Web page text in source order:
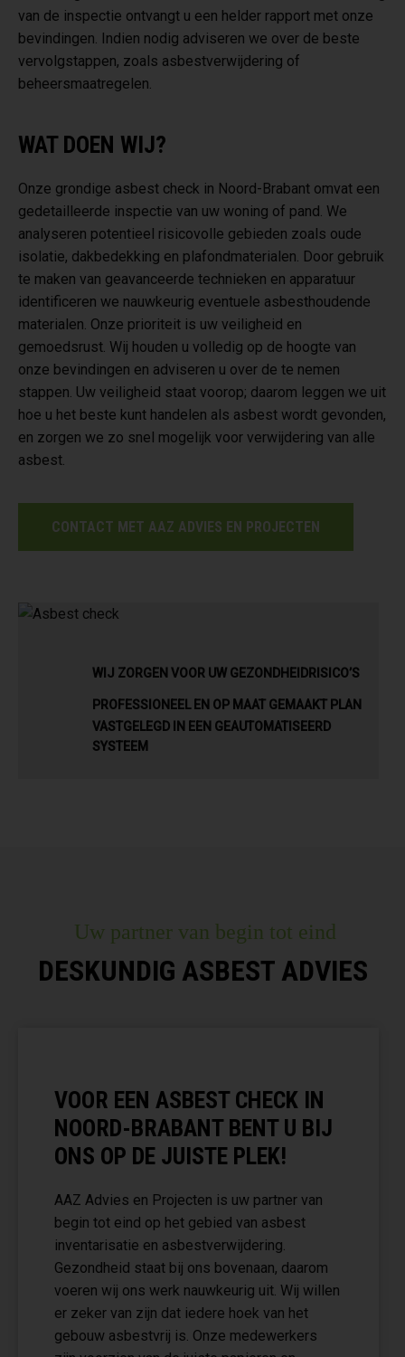
van de inspectie ontvangt u een helder rapport met onze
bevindingen. Indien nodig adviseren we over de beste
vervolgstappen, zoals asbestverwijdering of
beheersmaatregelen.
WAT DOEN WIJ?
Onze grondige asbest check in Noord-Brabant omvat een
gedetailleerde inspectie van uw woning of pand. We
analyseren potentieel risicovolle gebieden zoals oude
isolatie, dakbedekking en plafondmaterialen. Door gebruik
te maken van geavanceerde technieken en apparatuur
identificeren we nauwkeurig eventuele asbesthoudende
materialen. Onze prioriteit is uw veiligheid en
gemoedsrust. Wij houden u volledig op de hoogte van
onze bevindingen en adviseren u over de te nemen
stappen. Uw veiligheid staat voorop; daarom leggen we uit
hoe u het beste kunt handelen als asbest wordt gevonden,
en zorgen we zo snel mogelijk voor verwijdering van alle
asbest.
CONTACT MET AAZ ADVIES EN PROJECTEN
WIJ ZORGEN VOOR UW GEZONDHEIDRISICO’S
PROFESSIONEEL EN OP MAAT GEMAAKT PLAN
VASTGELEGD IN EEN GEAUTOMATISEERD
SYSTEEM
Uw partner van begin tot eind
DESKUNDIG ASBEST ADVIES
VOOR EEN ASBEST CHECK IN
NOORD-BRABANT BENT U BIJ
ONS OP DE JUISTE PLEK!
AAZ Advies en Projecten is uw partner van
begin tot eind op het gebied van asbest
inventarisatie en asbestverwijdering.
Gezondheid staat bij ons bovenaan, daarom
voeren wij ons werk nauwkeurig uit. Wij willen
er zeker van zijn dat iedere hoek van het
gebouw asbestvrij is. Onze medewerkers